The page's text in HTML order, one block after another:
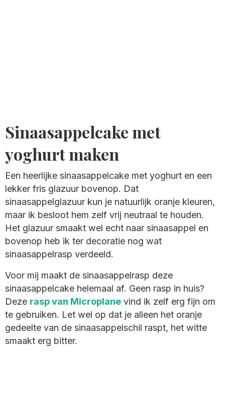
Sinaasappelcake met
yoghurt maken
Een heerlijke sinaasappelcake met yoghurt en een
lekker fris glazuur bovenop. Dat
sinaasappelglazuur kun je natuurlijk oranje kleuren,
maar ik besloot hem zelf vrij neutraal te houden.
Het glazuur smaakt wel echt naar sinaasappel en
bovenop heb ik ter decoratie nog wat
sinaasappelrasp verdeeld.
Voor mij maakt de sinaasappelrasp deze
sinaasappelcake helemaal af. Geen rasp in huis?
Deze rasp van Microplane vind ik zelf erg fijn om
te gebruiken. Let wel op dat je alleen het oranje
gedeelte van de sinaasappelschil raspt, het witte
smaakt erg bitter.